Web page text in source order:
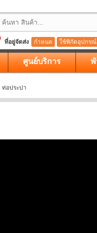
ที่อยู่จัดส่ง
กำหนด ใช้พิกัดอุปกรณ์
ศูนย์บริการ
ท่อประปา